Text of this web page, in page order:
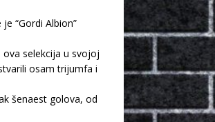
“Gordi Albion”
selekcija u svojoj
osam trijumfa i
šenaest golova, od